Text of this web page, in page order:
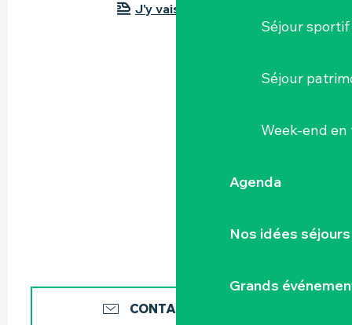
Séjour sportif
Séjour
Week-end
Agenda
Nos idées séjours
Grands
J'y vais en train !
CONTACTEZ-NOUS